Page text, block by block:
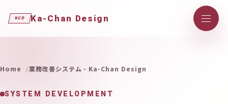
KCD Ka-Chan Design
Home 業務改善システム - Ka-Chan Design
SYSTEM DEVELOPMENT